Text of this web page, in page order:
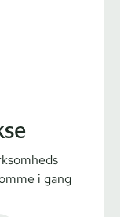
i gang